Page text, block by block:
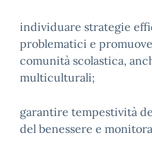
individuare strategie
problematici e
comunità scolastica,
multiculturali;
garantire tempestività
del benessere e